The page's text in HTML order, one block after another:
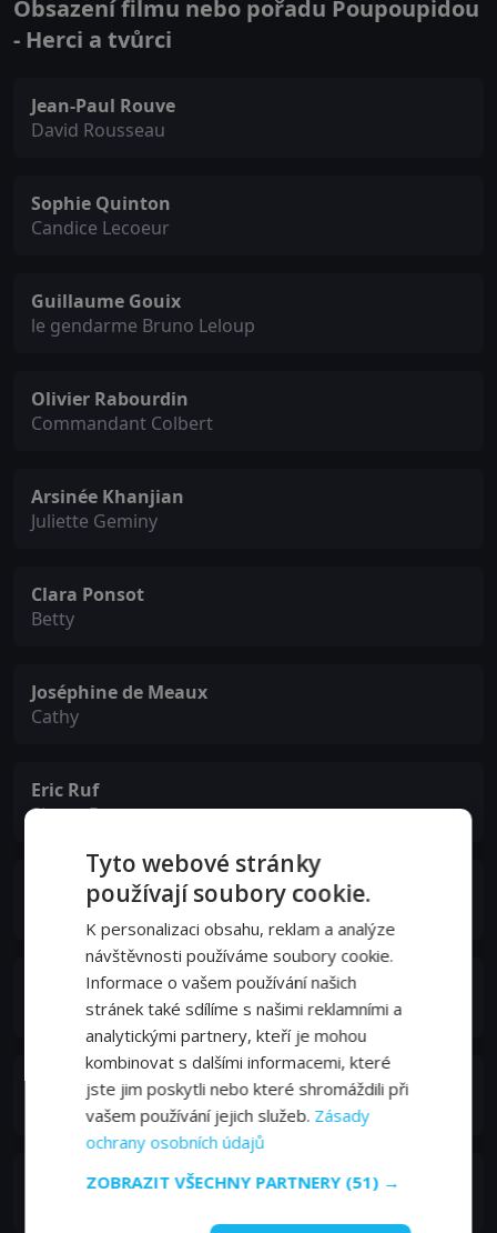
Obsazení filmu nebo pořadu Poupoupidou
- Herci a tvůrci
Jean-Paul Rouve
David Rousseau
Sophie Quinton
Candice Lecoeur
Guillaume Gouix
le gendarme Bruno Leloup
Olivier Rabourdin
Commandant Colbert
Arsinée Khanjian
Juliette Geminy
Clara Ponsot
Betty
Joséphine de Meaux
Cathy
Eric Ruf
Simon Denner
Ken Samuels
Jean-François Burdeau
Lyes Salem
Antoine Chappey
Bernard-Olivier Burdeau
Nicolas Robin
Tyto webové stránky
používají soubory cookie.
K personalizaci obsahu, reklam a analýze
návštěvnosti používáme soubory cookie.
Informace o vašem používání našich
stránek také sdílíme s našimi reklamními a
analytickými partnery, kteří je mohou
kombinovat s dalšími informacemi, které
jste jim poskytli nebo které shromáždili při
vašem používání jejich služeb. Zásady
ochrany osobních údajů
ZOBRAZIT VŠECHNY PARTNERY (51) →